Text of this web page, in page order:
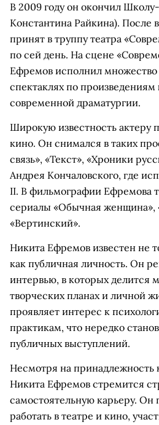
В 2009 году он окончил
Константина Райкина). После
принят в труппу театра
по сей день. На сцене
Ефремов исполнил множество
спектаклях по произведениям
современной драматургии.
Широкую известность актеру
кино. Он снимался в таких
связь», «Текст», «Хроники
Андрея Кончаловского, где
II. В фильмографии Ефремова
сериалы «Обычная женщина»,
«Вертинский».
Никита Ефремов известен не
как публичная личность. Он
интервью, в которых делится
творческих планах и личной
проявляет интерес к
практикам, что нередко
публичных выступлений.
Несмотря на принадлежность
Никита Ефремов стремится
самостоятельную карьеру. Он
работать в театре и кино,